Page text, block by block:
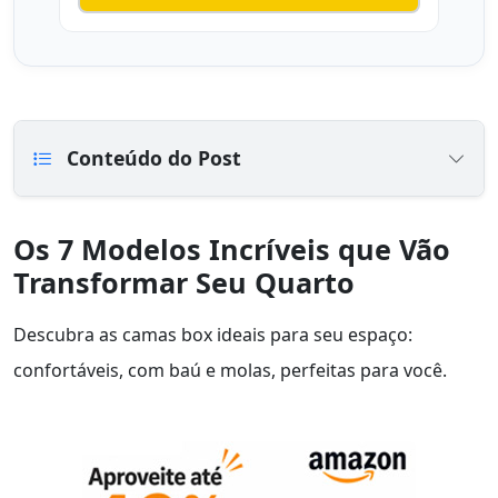
Conteúdo do Post
Os 7 Modelos Incríveis que Vão
Transformar Seu Quarto
Descubra as camas box ideais para seu espaço:
confortáveis, com baú e molas, perfeitas para você.